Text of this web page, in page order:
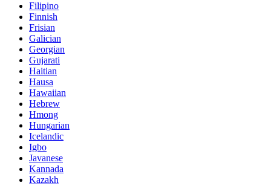
Filipino
Finnish
Frisian
Galician
Georgian
Gujarati
Haitian
Hausa
Hawaiian
Hebrew
Hmong
Hungarian
Icelandic
Igbo
Javanese
Kannada
Kazakh